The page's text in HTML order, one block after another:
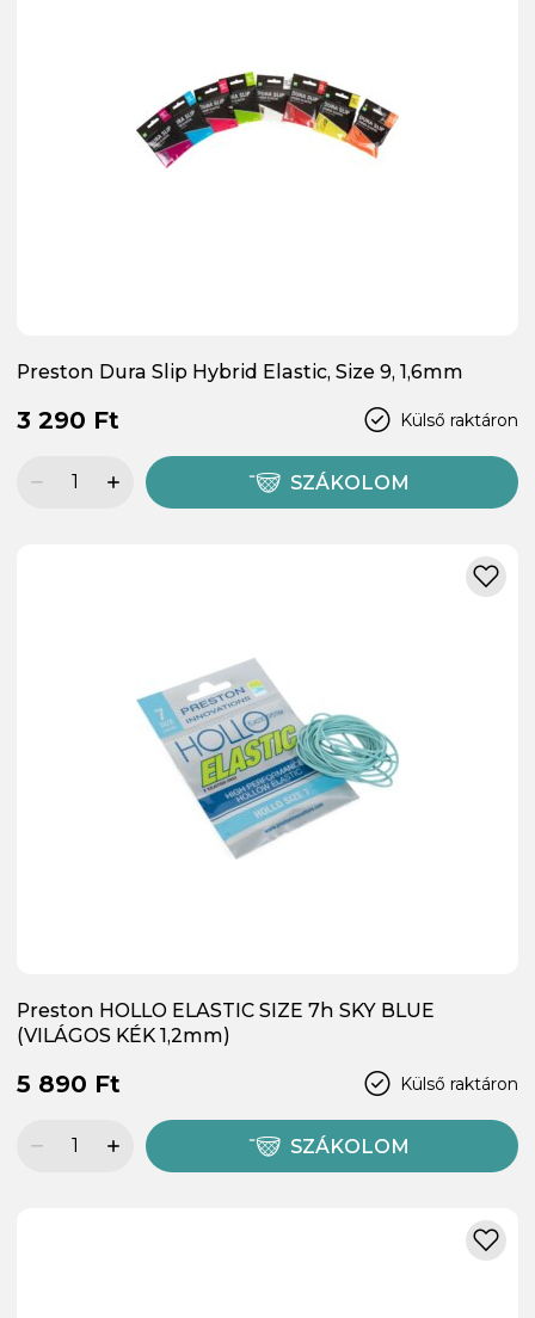
Preston Dura Slip Hybrid Elastic, Size 9, 1,6mm
Külső raktáron
3 290 Ft
SZÁKOLOM
Preston HOLLO ELASTIC SIZE 7h SKY BLUE
(VILÁGOS KÉK 1,2mm)
Külső raktáron
5 890 Ft
SZÁKOLOM